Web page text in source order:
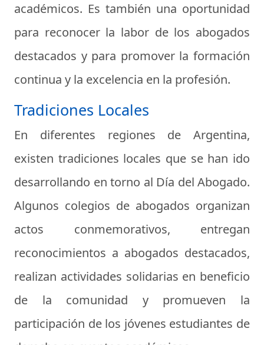
académicos. Es también una oportunidad
para reconocer la labor de los abogados
destacados y para promover la formación
continua y la excelencia en la profesión.
Tradiciones Locales
En diferentes regiones de Argentina,
existen tradiciones locales que se han ido
desarrollando en torno al Día del Abogado.
Algunos colegios de abogados organizan
actos conmemorativos, entregan
reconocimientos a abogados destacados,
realizan actividades solidarias en beneficio
de la comunidad y promueven la
participación de los jóvenes estudiantes de